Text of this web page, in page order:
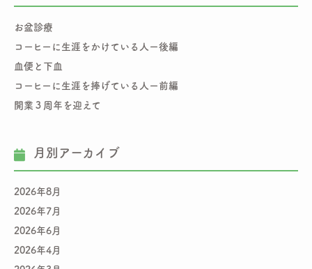
お盆診療
コーヒーに生涯をかけている人ー後編
血便と下血
コーヒーに生涯を捧げている人ー前編
開業３周年を迎えて
月別アーカイブ
2026年8月
2026年7月
2026年6月
2026年4月